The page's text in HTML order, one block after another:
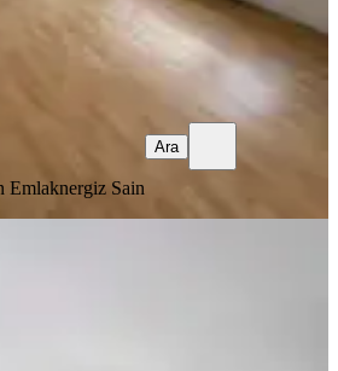
Emlaknergiz Sain
Ara